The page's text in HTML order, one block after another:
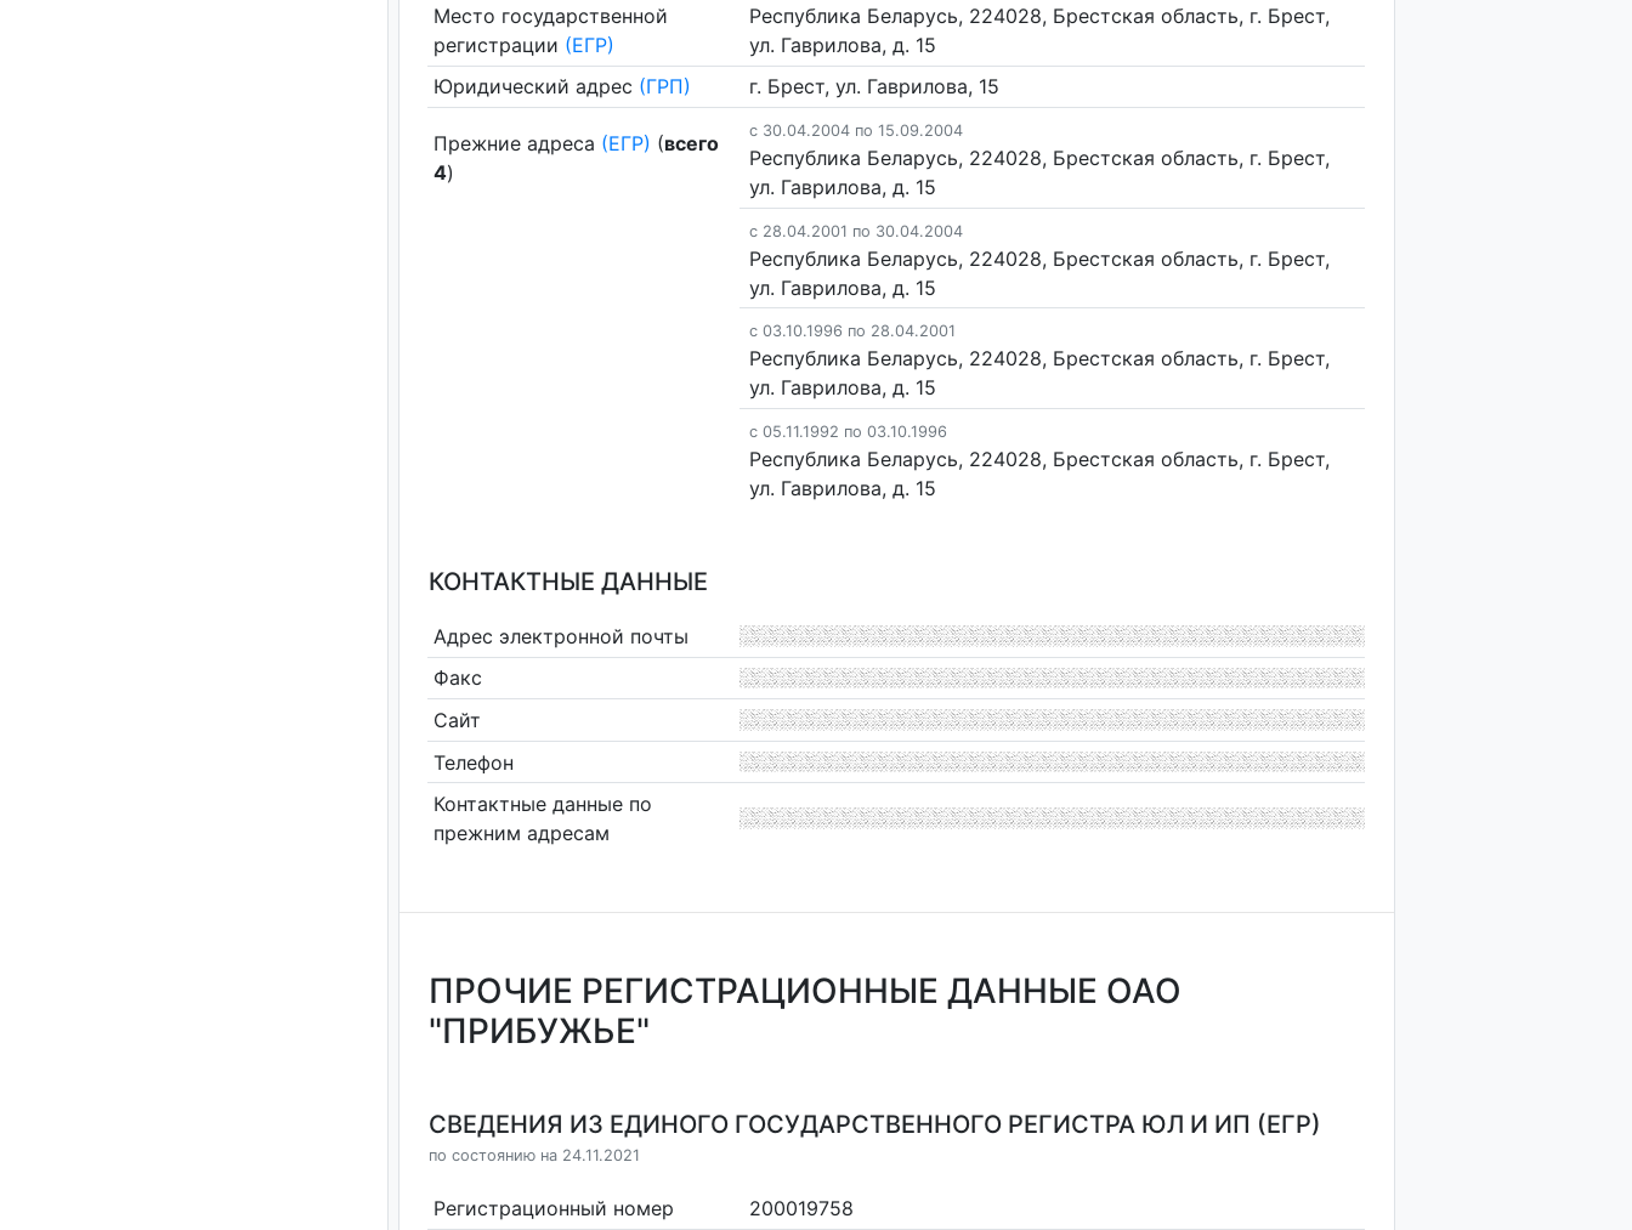
Место государственной
регистрации (ЕГР)
Республика Беларусь, 224028, Брестская область, г. Брест,
ул. Гаврилова, д. 15
Юридический адрес (ГРП) г. Брест, ул. Гаврилова, 15
Прежние адреса (ЕГР) (всего
4)
c 30.04.2004 по 15.09.2004
Республика Беларусь, 224028, Брестская область, г. Брест,
ул. Гаврилова, д. 15
c 28.04.2001 по 30.04.2004
Республика Беларусь, 224028, Брестская область, г. Брест,
ул. Гаврилова, д. 15
c 03.10.1996 по 28.04.2001
Республика Беларусь, 224028, Брестская область, г. Брест,
ул. Гаврилова, д. 15
c 05.11.1992 по 03.10.1996
Республика Беларусь, 224028, Брестская область, г. Брест,
ул. Гаврилова, д. 15
КОНТАКТНЫЕ ДАННЫЕ
Адрес электронной почты
Факс
Сайт
Телефон
Контактные данные по
прежним адресам
ПРОЧИЕ РЕГИСТРАЦИОННЫЕ ДАННЫЕ ОАО
"ПРИБУЖЬЕ"
СВЕДЕНИЯ ИЗ ЕДИНОГО ГОСУДАРСТВЕННОГО РЕГИСТРА ЮЛ И ИП (ЕГР)
по состоянию на 24.11.2021
Регистрационный номер 200019758